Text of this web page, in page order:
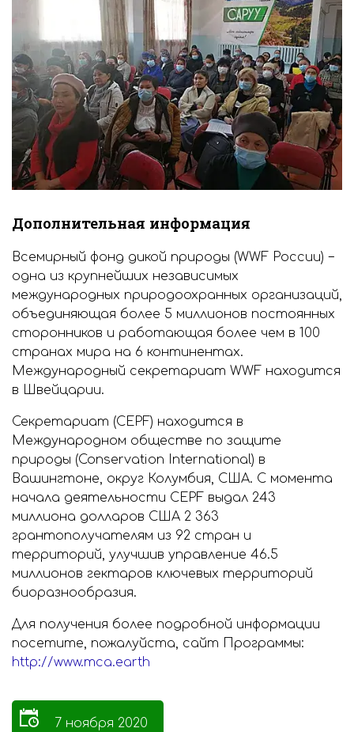
Дополнительная информация
Всемирный фонд дикой природы (WWF России) −
одна из крупнейших независимых
международных природоохранных организаций,
объединяющая более 5 миллионов постоянных
сторонников и работающая более чем в 100
странах мира на 6 континентах.
Международный секретариат WWF находится
в Швейцарии.
Секретариат (CEPF) находится в
Международном обществе по защите
природы (Conservation International) в
Вашингтоне, округ Колумбия, США. С момента
начала деятельности CEPF выдал 243
миллиона долларов США 2 363
грантополучателям из 92 стран и
территорий, улучшив управление 46.5
миллионов гектаров ключевых территорий
биоразнообразия.
Для получения более подробной информации
посетите, пожалуйста, сайт Программы:
http://www.mca.earth
7 ноября 2020